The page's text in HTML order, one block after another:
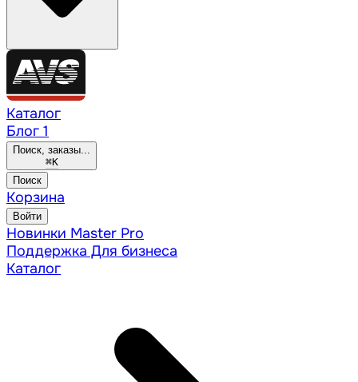
Каталог
Блог 1
Поиск, заказы...
⌘K
Поиск
Корзина
Войти
Новинки Master Pro
Поддержка Для бизнеса
Каталог